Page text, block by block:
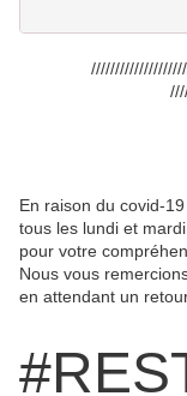
En raison du covid-
tous les lundi et
pour votre
Nous vous
en attendant un